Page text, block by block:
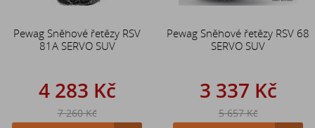
Pewag Sněhové řetězy RSV
81A SERVO SUV
4 283 Kč
7 260 Kč
Pewag Sněhové řetězy RSV 68
SERVO SUV
3 337 Kč
5 657 Kč